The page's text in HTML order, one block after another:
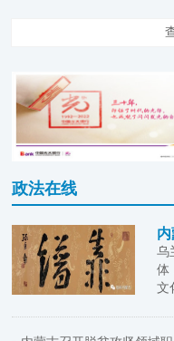
政法在线
乌
体
文